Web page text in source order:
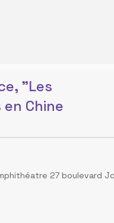
"Les
Chine
27 boulevard